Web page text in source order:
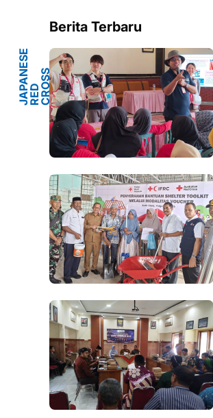
Berita Terbaru
J
A
P
A N
E
S
E
R
ED
C
RO
S S
S
OC
I
E
T Y
ACEH
BLITAR